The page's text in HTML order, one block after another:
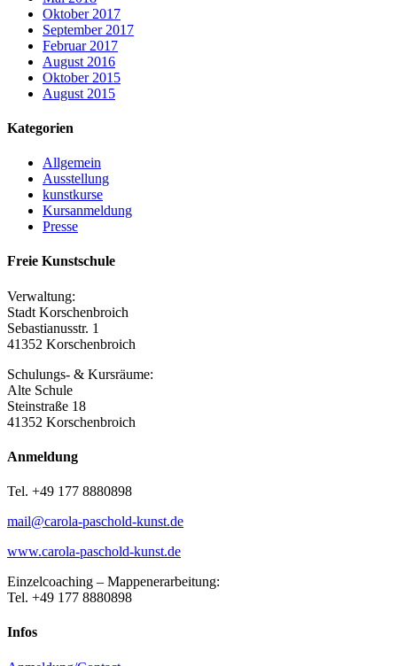
Oktober 2017
September 2017
Februar 2017
August 2016
Oktober 2015
August 2015
Kategorien
Allgemein
Ausstellung
kunstkurse
Kursanmeldung
Presse
Freie Kunstschule
Verwaltung:
Stadt Korschenbroich
Sebastianusstr. 1
41352 Korschenbroich
Schulungs- & Kursräume:
Alte Schule
Steinstraße 18
41352 Korschenbroich
Anmeldung
Tel. +49 177 8880898
mail@carola-paschold-kunst.de
www.carola-paschold-kunst.de
Einzelcoaching – Mappenerarbeitung:
Tel. +49 177 8880898
Infos